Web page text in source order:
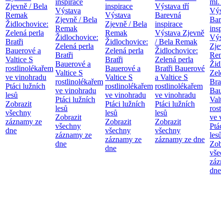
Zjevně / Bela
Remak
Židlochovice:
Zelená perla
Bratři
Bauerové a
Valtice S
rostlinolékařem
ve vinohradu
Ptáci lužních
lesů
Zobrazit
všechny
záznamy ze
dne
inspirace
Výstava
Zjevně / Bela
Remak
Židlochovice:
Zelená perla
Bratři
Bauerové a
Valtice S
rostlinolékařem
ve vinohradu
Ptáci lužních
lesů
Zobrazit
všechny
záznamy ze
dne
inspirace
Výstava
Zjevně / Bela
Remak
Židlochovice:
Zelená perla
Bratři
Bauerové a
Valtice S
rostlinolékařem
ve vinohradu
Ptáci lužních
lesů
Zobrazit
všechny
záznamy ze
dne
Výstava tří
Barevná
inspirace
Výstava Zjevně
/ Bela Remak
Židlochovice:
Zelená perla
Bratři Bauerové
a Valtice S
rostlinolékařem
ve vinohradu
Ptáci lužních
lesů
Zobrazit
všechny
záznamy ze dne
ml.
ve
dne